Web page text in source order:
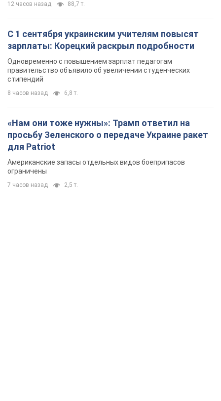
12 часов назад 88,7 т.
С 1 сентября украинским учителям повысят
зарплаты: Корецкий раскрыл подробности
Одновременно с повышением зарплат педагогам
правительство объявило об увеличении студенческих
стипендий
8 часов назад 6,8 т.
«Нам они тоже нужны»: Трамп ответил на
просьбу Зеленского о передаче Украине ракет
для Patriot
Американские запасы отдельных видов боеприпасов
ограничены
7 часов назад 2,5 т.